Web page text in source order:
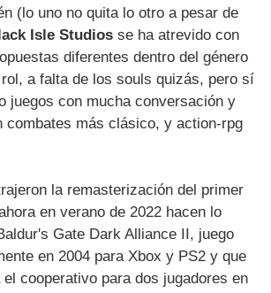
(lo uno no quita lo otro a pesar de
Isle Studios se ha atrevido con
diferentes dentro del género
a falta de los souls quizás, pero sí
juegos con mucha conversación y
combates más clásico, y action-rpg
la remasterización del primer
en verano de 2022 hacen lo
Gate Dark Alliance II, juego
en 2004 para Xbox y PS2 y que
cooperativo para dos jugadores en